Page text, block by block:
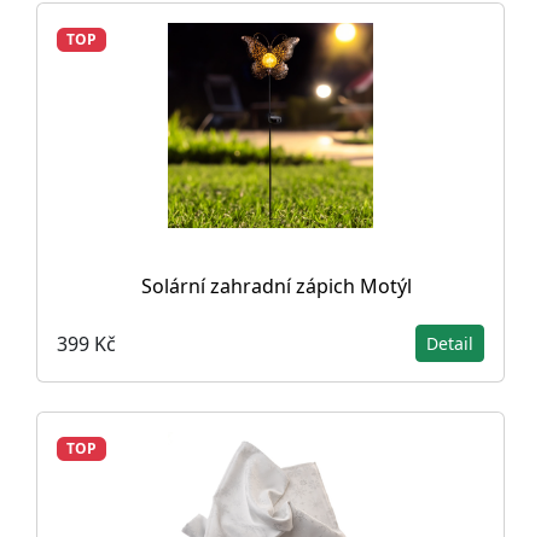
TOP
Solární zahradní zápich Motýl
399 Kč Detail
TOP